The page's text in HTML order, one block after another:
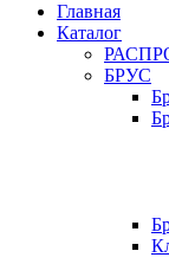
Главная
Каталог
БРУС